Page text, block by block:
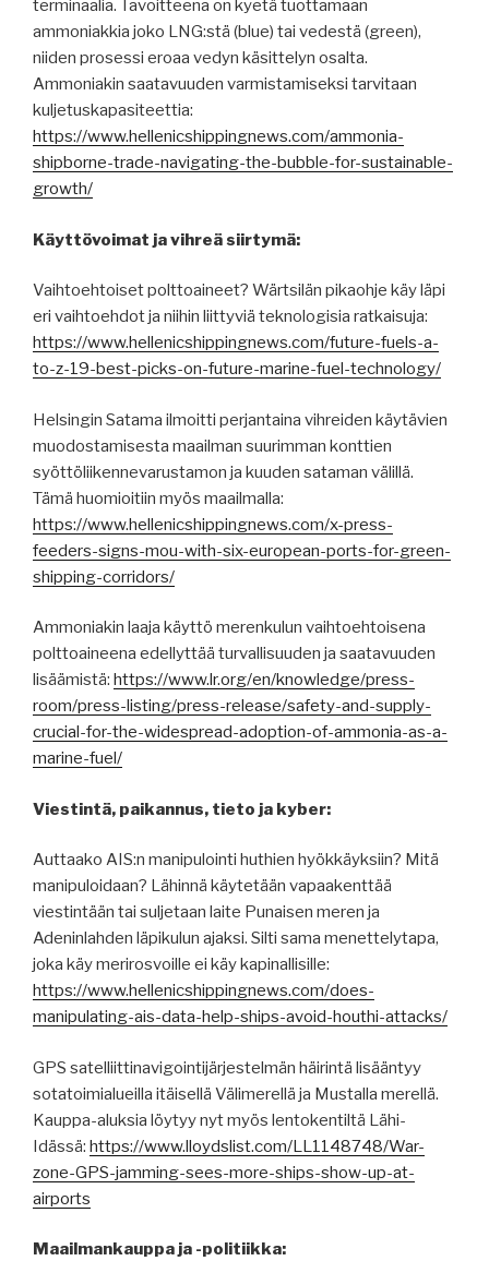
terminaalia. Tavoitteena on kyetä tuottamaan
ammoniakkia joko LNG:stä (blue) tai vedestä (green),
niiden prosessi eroaa vedyn käsittelyn osalta.
Ammoniakin saatavuuden varmistamiseksi tarvitaan
kuljetuskapasiteettia:
https://www.hellenicshippingnews.com/ammonia-
shipborne-trade-navigating-the-bubble-for-sustainable-
growth/
Käyttövoimat ja vihreä siirtymä:
Vaihtoehtoiset polttoaineet? Wärtsilän pikaohje käy läpi
eri vaihtoehdot ja niihin liittyviä teknologisia ratkaisuja:
https://www.hellenicshippingnews.com/future-fuels-a-
to-z-19-best-picks-on-future-marine-fuel-technology/
Helsingin Satama ilmoitti perjantaina vihreiden käytävien
muodostamisesta maailman suurimman konttien
syöttöliikennevarustamon ja kuuden sataman välillä.
Tämä huomioitiin myös maailmalla:
https://www.hellenicshippingnews.com/x-press-
feeders-signs-mou-with-six-european-ports-for-green-
shipping-corridors/
Ammoniakin laaja käyttö merenkulun vaihtoehtoisena
polttoaineena edellyttää turvallisuuden ja saatavuuden
lisäämistä: https://www.lr.org/en/knowledge/press-
room/press-listing/press-release/safety-and-supply-
crucial-for-the-widespread-adoption-of-ammonia-as-a-
marine-fuel/
Viestintä, paikannus, tieto ja kyber:
Auttaako AIS:n manipulointi huthien hyökkäyksiin? Mitä
manipuloidaan? Lähinnä käytetään vapaakenttää
viestintään tai suljetaan laite Punaisen meren ja
Adeninlahden läpikulun ajaksi. Silti sama menettelytapa,
joka käy merirosvoille ei käy kapinallisille:
https://www.hellenicshippingnews.com/does-
manipulating-ais-data-help-ships-avoid-houthi-attacks/
GPS satelliittinavigointijärjestelmän häirintä lisääntyy
sotatoimialueilla itäisellä Välimerellä ja Mustalla merellä.
Kauppa-aluksia löytyy nyt myös lentokentiltä Lähi-
Idässä: https://www.lloydslist.com/LL1148748/War-
zone-GPS-jamming-sees-more-ships-show-up-at-
airports
Maailmankauppa ja -politiikka: